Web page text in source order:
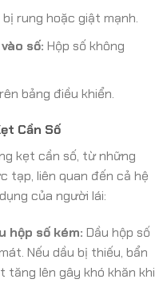
bị rung hoặc giật mạnh.
số: Hộp số không
bảng điều khiển.
Cần Số
kẹt cần số, từ những
tạp, liên quan đến cả hệ
của người lái:
hộp số kém: Dầu hộp số
Nếu dầu bị thiếu, bẩn
tăng lên gây khó khăn khi